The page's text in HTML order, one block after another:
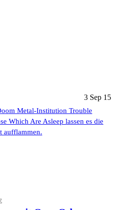
3 Sep 15
Metal-Institution Trouble
Which Are Asleep lassen es die
aufflammen.